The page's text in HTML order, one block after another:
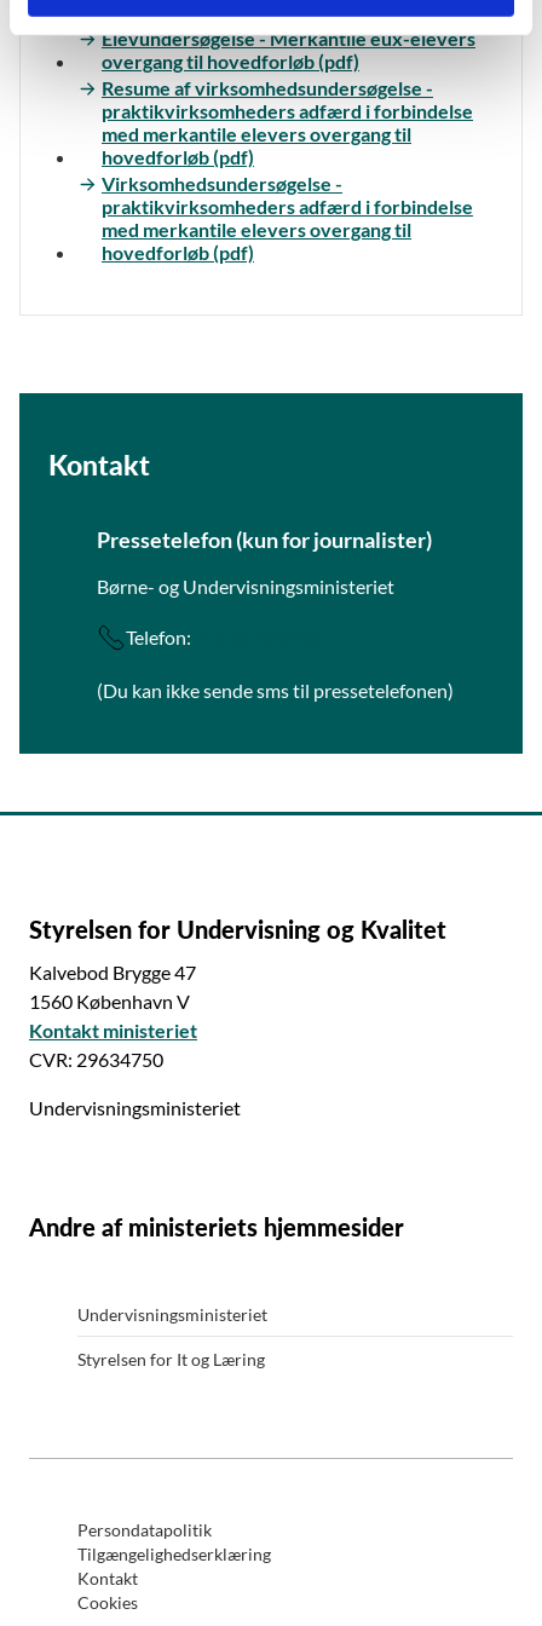
eux-elevers overgang til hovedforløb (pdf)
Elevundersøgelse - Merkantile eux-elevers
overgang til hovedforløb (pdf)
Resume af virksomhedsundersøgelse -
praktikvirksomheders adfærd i forbindelse
med merkantile elevers overgang til
hovedforløb (pdf)
Virksomhedsundersøgelse -
praktikvirksomheders adfærd i forbindelse
med merkantile elevers overgang til
hovedforløb (pdf)
Kontakt
Pressetelefon (kun for journalister)
Børne- og Undervisningsministeriet
Telefon:
(Du kan ikke sende sms til pressetelefonen)
Styrelsen for Undervisning og Kvalitet
Kalvebod Brygge 47
1560 København V
Kontakt ministeriet
CVR: 29634750
Undervisningsministeriet
Andre af ministeriets hjemmesider
Undervisningsministeriet
Styrelsen for It og Læring
Persondatapolitik
Tilgængelighedserklæring
Kontakt
Cookies